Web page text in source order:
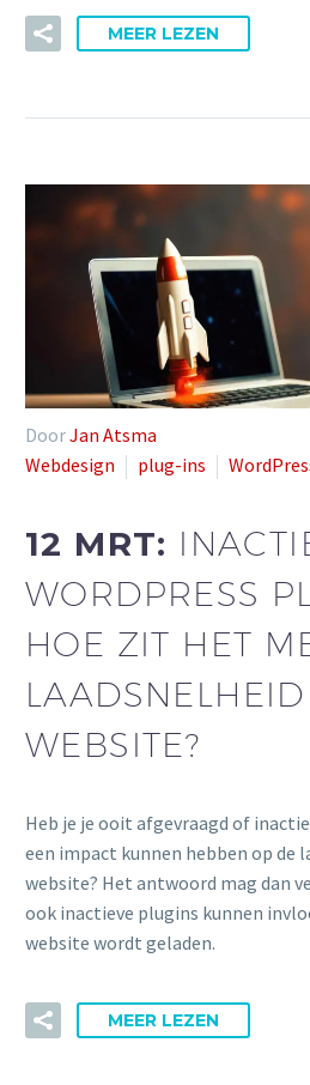
MEER LEZEN
DoorJan Atsma
Webdesign
plug-ins
12 MRT:
WORDPRESS
HOE ZIT HET
WEBSITE?
Heb je je ooit afgevraagd of
een impact kunnen hebben op de
website? Het antwoord mag dan
ook inactieve plugins kunnen
website wordt geladen.
MEER LEZEN